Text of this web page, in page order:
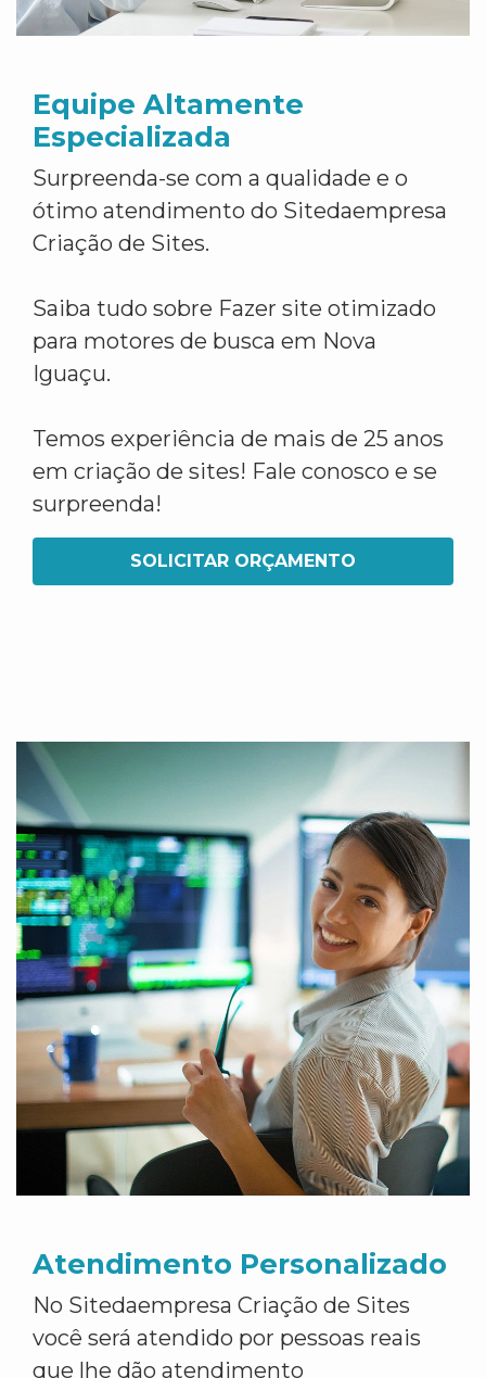
Equipe Altamente
Especializada
Surpreenda-se com a qualidade e o
ótimo atendimento do Sitedaempresa
Criação de Sites.
Saiba tudo sobre Fazer site otimizado
para motores de busca em Nova
Iguaçu.
Temos experiência de mais de 25 anos
em criação de sites! Fale conosco e se
surpreenda!
SOLICITAR ORÇAMENTO
Atendimento Personalizado
No Sitedaempresa Criação de Sites
você será atendido por pessoas reais
que lhe dão atendimento